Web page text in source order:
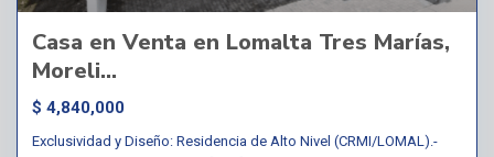
Casa en Venta en Lomalta Tres Marías,
Moreli...
$ 4,840,000
Exclusividad y Diseño: Residencia de Alto Nivel (CRMI/LOMAL).-